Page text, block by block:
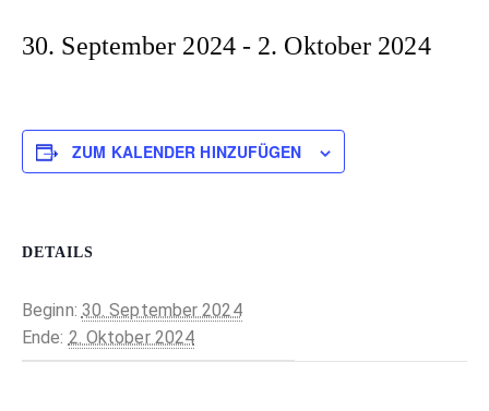
30. September 2024- 2. Oktober 2024
ZUM KALENDER HINZUFÜGEN
DETAILS
Beginn: 30. September 2024
Ende: 2. Oktober 2024